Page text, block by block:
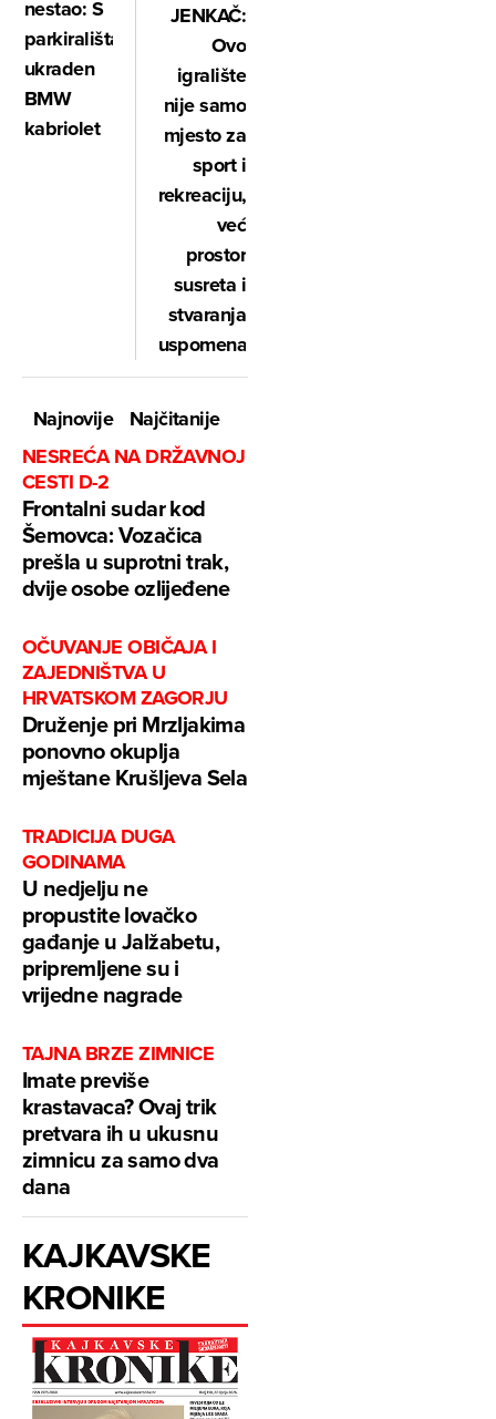
nestao: S
parkirališta
ukraden
BMW
kabriolet
JENKAČ:
Ovo
igralište
nije samo
mjesto za
sport i
rekreaciju,
već
prostor
susreta i
stvaranja
uspomena
Najnovije
Najčitanije
NESREĆA NA DRŽAVNOJ
CESTI D-2
Frontalni sudar kod
Šemovca: Vozačica
prešla u suprotni trak,
dvije osobe ozlijeđene
OČUVANJE OBIČAJA I
ZAJEDNIŠTVA U
HRVATSKOM ZAGORJU
Druženje pri Mrzljakima
ponovno okuplja
mještane Krušljeva Sela
TRADICIJA DUGA
GODINAMA
U nedjelju ne
propustite lovačko
gađanje u Jalžabetu,
pripremljene su i
vrijedne nagrade
TAJNA BRZE ZIMNICE
Imate previše
krastavaca? Ovaj trik
pretvara ih u ukusnu
zimnicu za samo dva
dana
KAJKAVSKE
KRONIKE